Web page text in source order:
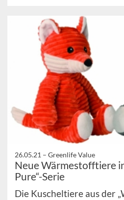
26.05.21 – Greenlife Value
Neue Wärmestofftiere
Pure“-Serie
Die Kuscheltiere aus der